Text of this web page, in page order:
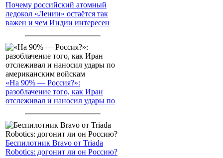
Почему российский атомный
ледокол «Ленин» остаётся так
важен и чем Индии интересен
Северный морской путь
«На 90% — Россия?»:
разоблачение того, как Иран
отслеживал и наносил удары по
американским войскам
Беспилотник Bravo от Triada
Robotics: догонит ли он Россию?